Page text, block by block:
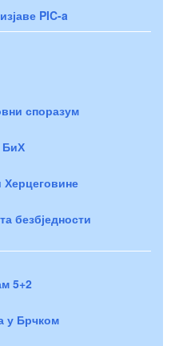
PIC-a
споразум
БиХ
Херцеговине
безбједности
5+2
у Брчком